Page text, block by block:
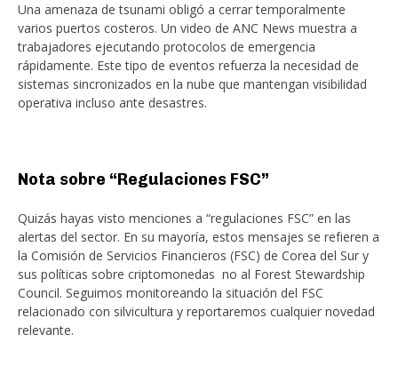
Una amenaza de tsunami obligó a cerrar temporalmente
varios puertos costeros. Un video de ANC News muestra a
trabajadores ejecutando protocolos de emergencia
rápidamente. Este tipo de eventos refuerza la necesidad de
sistemas sincronizados en la nube que mantengan visibilidad
operativa incluso ante desastres.
Nota sobre “Regulaciones FSC”
Quizás hayas visto menciones a “regulaciones FSC” en las
alertas del sector. En su mayoría, estos mensajes se refieren a
la Comisión de Servicios Financieros (FSC) de Corea del Sur y
sus políticas sobre criptomonedas no al Forest Stewardship
Council. Seguimos monitoreando la situación del FSC
relacionado con silvicultura y reportaremos cualquier novedad
relevante.